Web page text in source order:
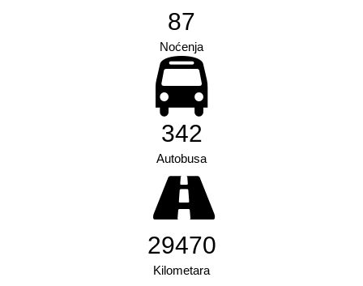
87
Noćenja
342
Autobusa
31532
Kilometara